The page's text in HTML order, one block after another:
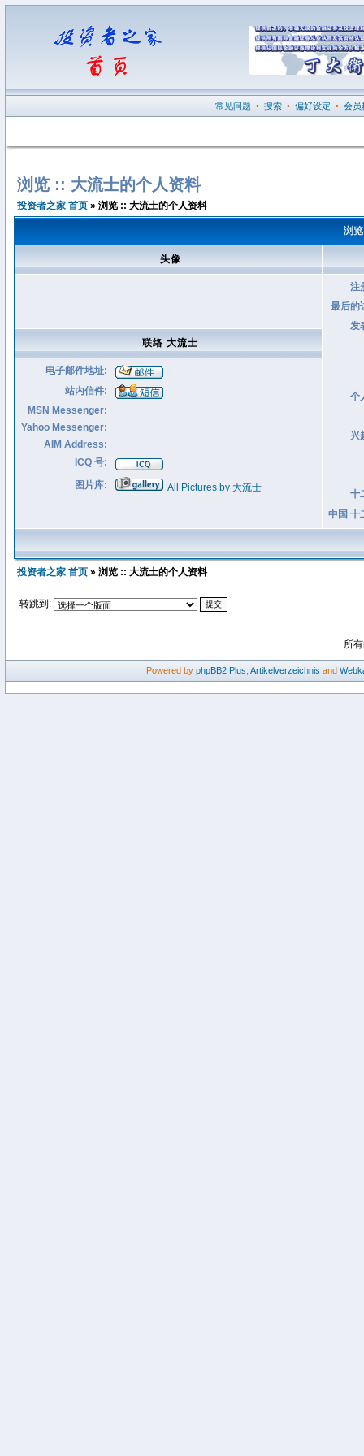
常见问题 • 搜索 • 偏好设定 • 会员
浏览 :: 大流士的个人资料
投资者之家 首页 » 浏览 :: 大流士的个人资料
浏
头像
注
最后的
发
个
兴
十
中国 十
联络 大流士
电子邮件地址:
站内信件:
MSN Messenger:
Yahoo Messenger:
AIM Address:
ICQ 号:
图片库:
All Pictures by 大流士
投资者之家 首页 » 浏览 :: 大流士的个人资料
转跳到:
所
Powered by phpBB2 Plus Artikelverzeichnis and